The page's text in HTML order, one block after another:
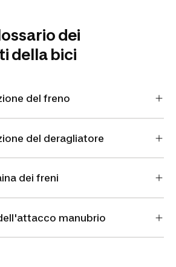
dei
della bici
del freno
del deragliatore
dei freni
manubrio